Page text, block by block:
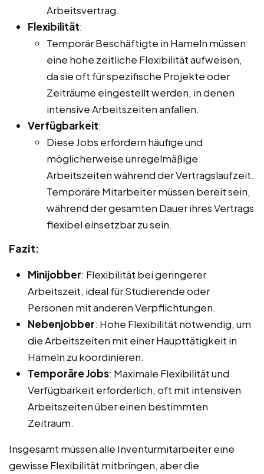
Arbeitsvertrag.
Flexibilität:
Temporär Beschäftigte in Hameln müssen
eine hohe zeitliche Flexibilität aufweisen,
da sie oft für spezifische Projekte oder
Zeiträume eingestellt werden, in denen
intensive Arbeitszeiten anfallen.
Verfügbarkeit:
Diese Jobs erfordern häufige und
möglicherweise unregelmäßige
Arbeitszeiten während der Vertragslaufzeit.
Temporäre Mitarbeiter müssen bereit sein,
während der gesamten Dauer ihres Vertrags
flexibel einsetzbar zu sein.
Fazit:
Minijobber: Flexibilität bei geringerer
Arbeitszeit, ideal für Studierende oder
Personen mit anderen Verpflichtungen.
Nebenjobber: Hohe Flexibilität notwendig, um
die Arbeitszeiten mit einer Haupttätigkeit in
Hameln zu koordinieren.
Temporäre Jobs: Maximale Flexibilität und
Verfügbarkeit erforderlich, oft mit intensiven
Arbeitszeiten über einen bestimmten
Zeitraum.
Insgesamt müssen alle Inventurmitarbeiter eine
gewisse Flexibilität mitbringen, aber die